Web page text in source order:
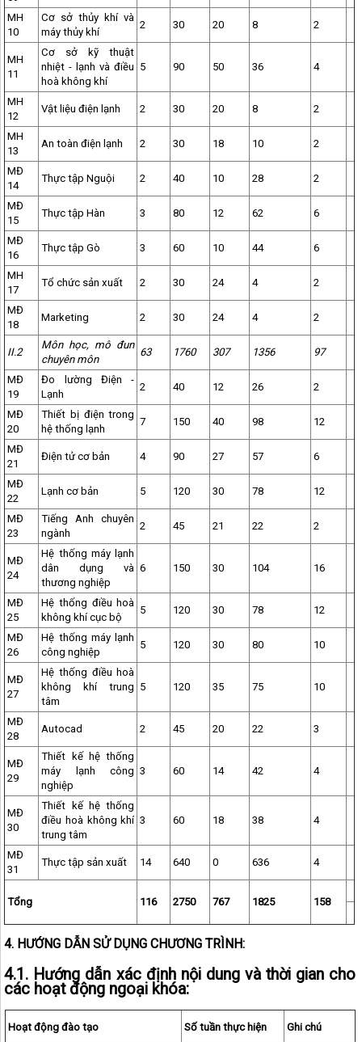
MH
10
Cơ sở thủy khí và
máy thủy khí
2 30 20 8 2
MH
11
Cơ sở kỹ thuật
nhiệt - lạnh và điều
hoà không khí
5 90 50 36 4
MH
12
Vật liệu điện lạnh 2 30 20 8 2
MH
13
An toàn điện lạnh 2 30 18 10 2
MĐ
14
Thực tập Nguội 2 40 10 28 2
MĐ
15
Thực tập Hàn 3 80 12 62 6
MĐ
16
Thực tập Gò 3 60 10 44 6
MH
17
Tổ chức sản xuất 2 30 24 4 2
MĐ
18
Marketing 2 30 24 4 2
II.2
Môn học, mô đun
chuyên môn
63 1760 307 1356 97
MĐ
19
Đo lường Điện -
Lạnh
2 40 12 26 2
MĐ
20
Thiết bị điện trong
hệ thống lạnh
7 150 40 98 12
MĐ
21
Điện tử cơ bản 4 90 27 57 6
MĐ
22
Lạnh cơ bản 5 120 30 78 12
MĐ
23
Tiếng Anh chuyên
ngành
2 45 21 22 2
MĐ
24
Hệ thống máy lạnh
dân dụng và
thương nghiệp
6 150 30 104 16
MĐ
25
Hệ thống điều hoà
không khí cục bộ
5 120 30 78 12
MĐ
26
Hệ thống máy lạnh
công nghiệp
5 120 30 80 10
MĐ
27
Hệ thống điều hoà
không khí trung
tâm
5 120 35 75 10
MĐ
28
Autocad 2 45 20 22 3
MĐ
29
Thiết kế hệ thống
máy lạnh công
nghiệp
3 60 14 42 4
MĐ
30
Thiết kế hệ thống
điều hoà không khí
trung tâm
3 60 18 38 4
MĐ
31
Thực tập sản xuất 14 640 0 636 4
Tổng 116 2750 767 1825 158
4. HƯỚNG DẪN SỬ DỤNG CHƯƠNG TRÌNH:
4.1. Hướng dẫn xác định nội dung và thời gian cho
các hoạt động ngoại khóa:
Hoạt động đào tạo Số tuần thực hiện Ghi chú